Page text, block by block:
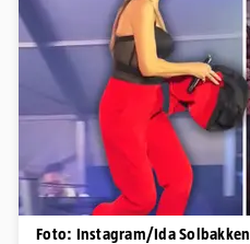
Foto: Instagram/Ida Solbakken